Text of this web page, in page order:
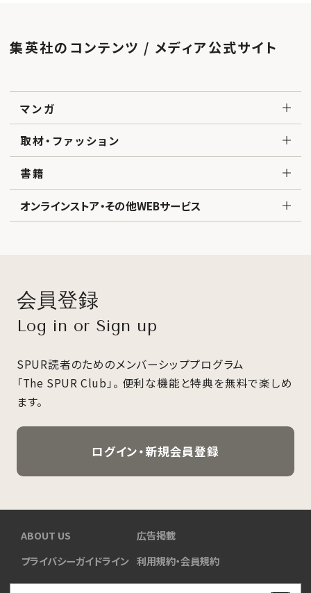
集英社のコンテンツ / メディア公式サイト
マンガ
取材・ファッション
書籍
オンラインストア・その他WEBサービス
会員登録
Log in or Sign up
SPUR読者のためのメンバーシッププログラム
「The SPUR Club」。 便利な機能と特典を無料で楽しめ
ます。
ログイン・新規会員登録
ABOUT US
広告掲載
プライバシーガイドライン 利用規約・会員規約
SPURSHOP